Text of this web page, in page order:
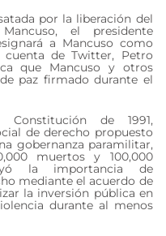
por la liberación del
el presidente
a Mancuso como
de Twitter, Petro
que Mancuso y otros
paz firmado durante el
de 1991,
de derecho propuesto
gobernanza paramilitar,
muertos y 100,000
la importancia de
mediante el acuerdo de
la inversión pública en
durante al menos